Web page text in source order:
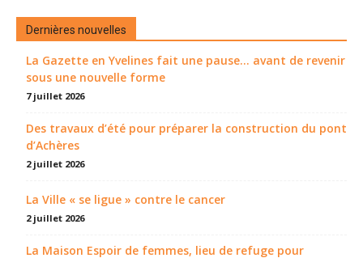
Dernières nouvelles
La Gazette en Yvelines fait une pause... avant de revenir
sous une nouvelle forme
7 juillet 2026
Des travaux d’été pour préparer la construction du pont
d’Achères
2 juillet 2026
La Ville « se ligue » contre le cancer
2 juillet 2026
La Maison Espoir de femmes, lieu de refuge pour